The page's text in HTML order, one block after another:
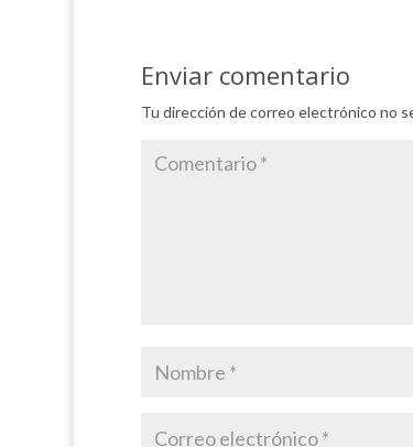
Enviar comentario
Tu dirección de correo electrónico no